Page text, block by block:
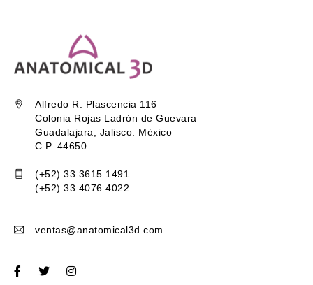
Alfredo R. Plascencia 116
Colonia Rojas Ladrón de Guevara
Guadalajara, Jalisco. México
C.P. 44650
(+52) 33 3615 1491
(+52) 33 4076 4022
ventas@anatomical3d.com